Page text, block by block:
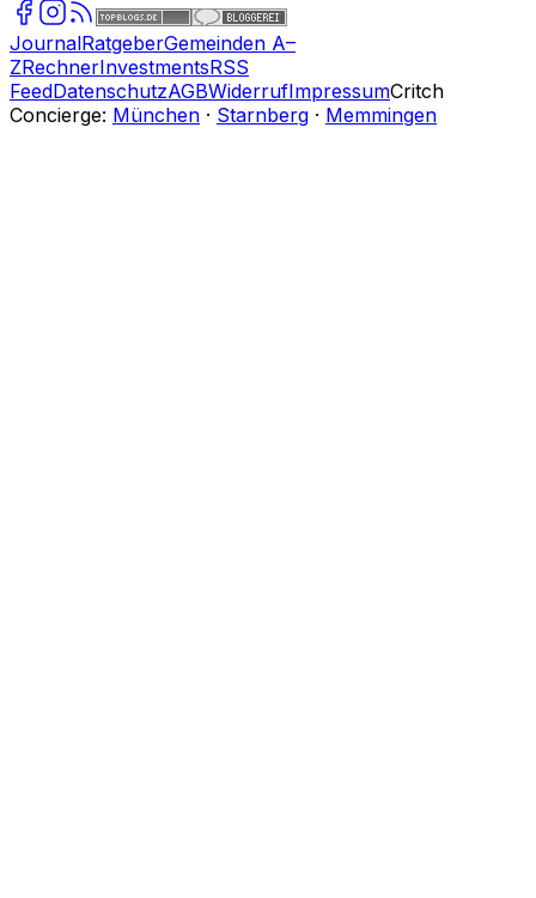
JournalRatgeberGemeinden A–
ZRechnerInvestmentsRSS
FeedDatenschutzAGBWiderrufImpressumCritch
Concierge: München · Starnberg · Memmingen